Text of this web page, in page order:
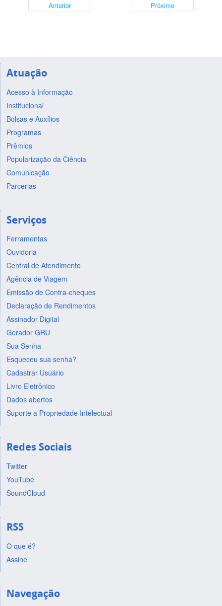
Anterior Próximo
Atuação
Acesso à Informação
Institucional
Bolsas e Auxílios
Programas
Prêmios
Popularização da Ciência
Comunicação
Parcerias
Serviços
Ferramentas
Ouvidoria
Central de Atendimento
Agência de Viagem
Emissão de Contra-cheques
Declaração de Rendimentos
Assinador Digital
Gerador GRU
Sua Senha
Esqueceu sua senha?
Cadastrar Usuário
Livro Eletrônico
Dados abertos
Suporte a Propriedade Intelectual
Redes Sociais
Twitter
YouTube
SoundCloud
RSS
O que é?
Assine
Navegação